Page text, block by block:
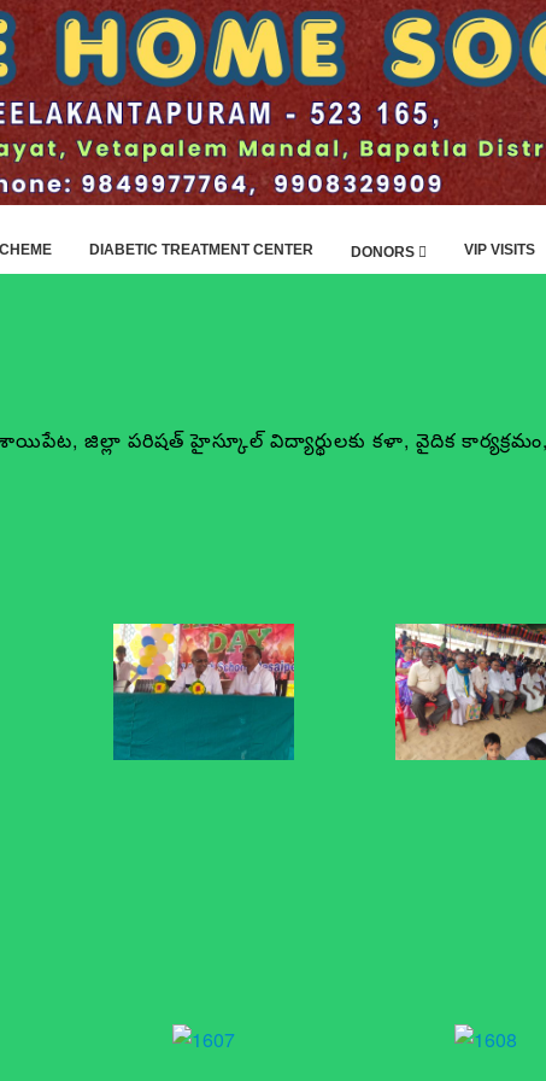
DIABETIC TREATMENT CENTER DONORS VIP VISITS
జిల్లా పరిషత్ హైస్కూల్ విద్యార్థులకు కళా, వైదిక